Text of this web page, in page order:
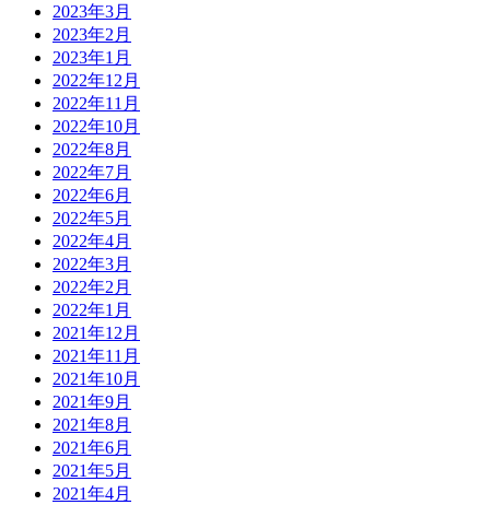
2023年3月
2023年2月
2023年1月
2022年12月
2022年11月
2022年10月
2022年8月
2022年7月
2022年6月
2022年5月
2022年4月
2022年3月
2022年2月
2022年1月
2021年12月
2021年11月
2021年10月
2021年9月
2021年8月
2021年6月
2021年5月
2021年4月